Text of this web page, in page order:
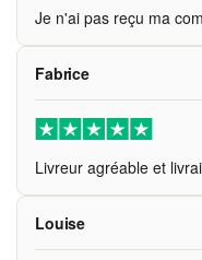
Je n'ai pas reçu ma
Fabrice
Livreur agréable et
Louise